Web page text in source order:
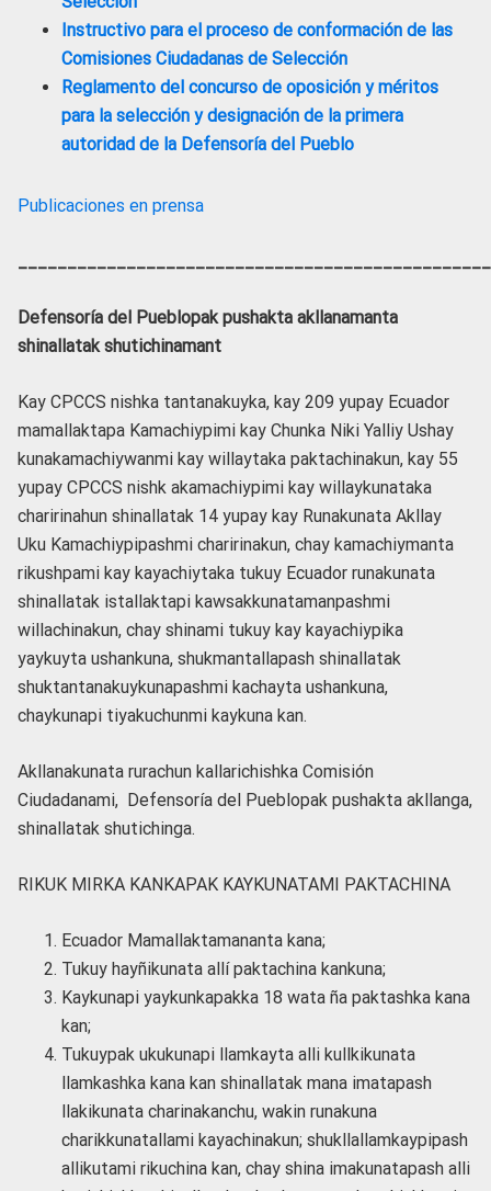
Instructivo para el proceso de conformación de las
Comisiones Ciudadanas de Selección
Reglamento del concurso de oposición y méritos
para la selección y designación de la primera
autoridad de la Defensoría del Pueblo
Publicaciones en prensa
Defensoría del Pueblopak pushakta akllanamanta
shinallatak shutichinamant
Kay CPCCS nishka tantanakuyka, kay 209 yupay Ecuador
mamallaktapa Kamachiypimi kay Chunka Niki Yalliy Ushay
kunakamachiywanmi kay willaytaka paktachinakun, kay 55
yupay CPCCS nishk akamachiypimi kay willaykunataka
charirinahun shinallatak 14 yupay kay Runakunata Akllay
Uku Kamachiypipashmi charirinakun, chay kamachiymanta
rikushpami kay kayachiytaka tukuy Ecuador runakunata
shinallatak istallaktapi kawsakkunatamanpashmi
willachinakun, chay shinami tukuy kay kayachiypika
yaykuyta ushankuna, shukmantallapash shinallatak
shuktantanakuykunapashmi kachayta ushankuna,
chaykunapi tiyakuchunmi kaykuna kan.
Akllanakunata rurachun kallarichishka Comisión
Ciudadanami, Defensoría del Pueblopak pushakta akllanga,
shinallatak shutichinga.
RIKUK MIRKA KANKAPAK KAYKUNATAMI PAKTACHINA
Ecuador Mamallaktamananta kana;
Tukuy hayñikunata allí paktachina kankuna;
Kaykunapi yaykunkapakka 18 wata ña paktashka kana
kan;
Tukuypak ukukunapi llamkayta alli kullkikunata
llamkashka kana kan shinallatak mana imatapash
llakikunata charinakanchu, wakin runakuna
charikkunatallami kayachinakun; shukllallamkaypipash
allikutami rikuchina kan, chay shina imakunatapash alli